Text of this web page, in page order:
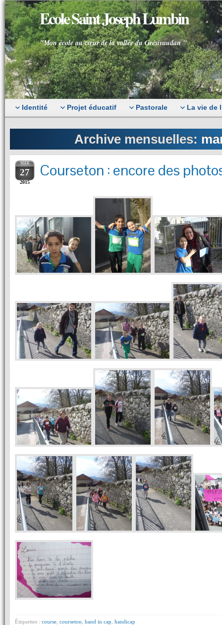
Ecole Saint Joseph Lumbin
"Mon école au cœur de la vallée du Grésivaudan "
Identité Projet éducatif Pastorale La vie de
Archive mensuelles:
MAR
27
2015
Courseton : encore des
Étiquettes : course courseton hand in cap handicap